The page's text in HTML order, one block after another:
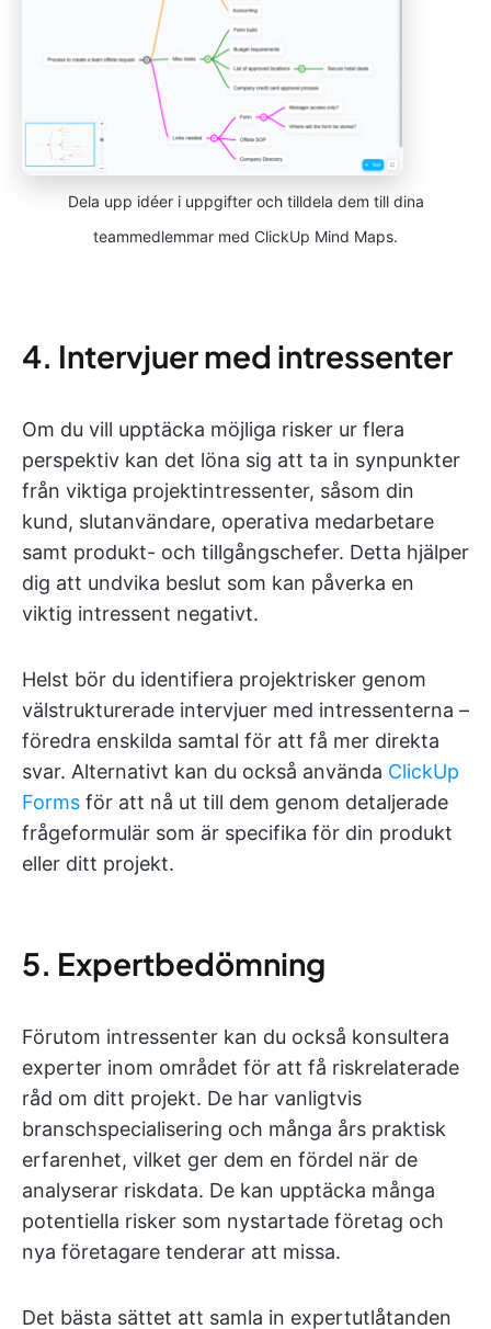
Dela upp idéer i uppgifter och tilldela dem till dina
teammedlemmar med ClickUp Mind Maps.
4. Intervjuer med intressenter
Om du vill upptäcka möjliga risker ur flera
perspektiv kan det löna sig att ta in synpunkter
från viktiga projektintressenter, såsom din
kund, slutanvändare, operativa medarbetare
samt produkt- och tillgångschefer. Detta hjälper
dig att undvika beslut som kan påverka en
viktig intressent negativt.
Helst bör du identifiera projektrisker genom
välstrukturerade intervjuer med intressenterna –
föredra enskilda samtal för att få mer direkta
svar. Alternativt kan du också använda ClickUp
Forms för att nå ut till dem genom detaljerade
frågeformulär som är specifika för din produkt
eller ditt projekt.
5. Expertbedömning
Förutom intressenter kan du också konsultera
experter inom området för att få riskrelaterade
råd om ditt projekt. De har vanligtvis
branschspecialisering och många års praktisk
erfarenhet, vilket ger dem en fördel när de
analyserar riskdata. De kan upptäcka många
potentiella risker som nystartade företag och
nya företagare tenderar att missa.
Det bästa sättet att samla in expertutlåtanden